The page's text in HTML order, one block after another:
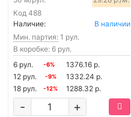
Код 488
Наличие:
В наличии
Мин. партия: 1 рул.
В коробке: 6 рул.
6 рул.
-6%
1376.16 р.
12 рул.
-9%
1332.24 р.
18 рул.
-12% 1288.32 р.
+
-